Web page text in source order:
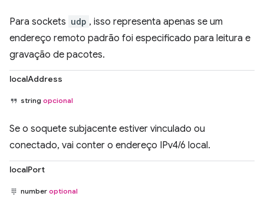
Para sockets udp , isso representa apenas se um
endereço remoto padrão foi especificado para leitura e
gravação de pacotes.
localAddress
string opcional
Se o soquete subjacente estiver vinculado ou
conectado, vai conter o endereço IPv4/6 local.
localPort
number optional